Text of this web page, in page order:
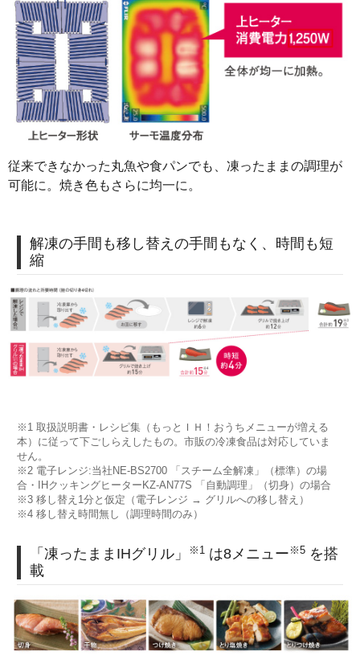
従来できなかった丸魚や食パンでも、凍ったままの調理が
可能に。焼き色もさらに均一に。
解凍の手間も移し替えの手間もなく、時間も短
縮
※1 取扱説明書・レシピ集（もっとＩＨ！おうちメニューが増える
本）に従って下ごしらえしたもの。市販の冷凍食品は対応していま
せん。
※2 電子レンジ:当社NE-BS2700 「スチーム全解凍」（標準）の場
合・IHクッキングヒーターKZ-AN77S 「自動調理」（切身）の場合
※3 移し替え1分と仮定（電子レンジ → グリルへの移し替え）
※4 移し替え時間無し（調理時間のみ）
「凍ったままIHグリル」 ※1 は8メニュー ※5 を搭
載